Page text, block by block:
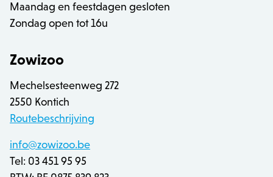
Maandag en feestdagen gesloten
Zondag open tot 16u
Zowizoo
Mechelsesteenweg 272
2550 Kontich
Routebeschrijving
info@zowizoo.be
Tel: 03 451 95 95
product-added-modal
private_content_version